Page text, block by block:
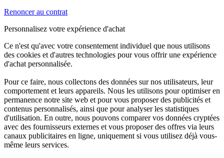
Renoncer au contrat
Personnalisez votre expérience d'achat
Ce n'est qu'avec votre consentement individuel que nous utilisons
des cookies et d'autres technologies pour vous offrir une expérience
d'achat personnalisée.
Pour ce faire, nous collectons des données sur nos utilisateurs, leur
comportement et leurs appareils. Nous les utilisons pour optimiser en
permanence notre site web et pour vous proposer des publicités et
contenus personnalisés, ainsi que pour analyser les statistiques
d'utilisation. En outre, nous pouvons comparer vos données cryptées
avec des fournisseurs externes et vous proposer des offres via leurs
canaux publicitaires en ligne, uniquement si vous utilisez déjà vous-
même leurs services.